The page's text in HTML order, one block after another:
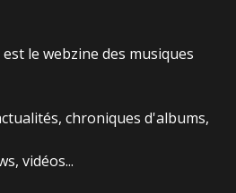
le webzine des musiques
chroniques d'albums,
vidéos...